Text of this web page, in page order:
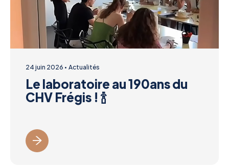
24 juin 2026 Actualités
Le laboratoire au 190ans du
CHV Frégis ! 🍾